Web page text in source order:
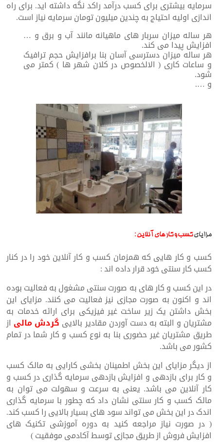
سرمایه بیشتری برای کسب درآمد راکد نگه داشته اید. برای راه
اندازی اولیه احتیاج به چندین میلیون تومان سرمایه نیاز است.
هر ساله میزان سربار های ماهیانه مانند آب و برق و …
افزایش پیدا می کند.
هر ساله میزان دسترسی آسان بنا برافزایش حجم ترافیک
و ساعات کاری ( الالخصوص در کلان شهر ها ) کمتر می
شود.
و ….
مزایایکسب و کار های آنلاین:
کسب و کار هایی که همزمان کسب و کار آنلاین خود را در کنار
کسب کار سنتی خود قرار داده اند :
در این کسب و کار های به صورت سنتی مشغول به فعالیت بوده
اند و اکنون به صورت مجازی نیز فعالیت می کنند. مزایای این
بخش داشتن یک زیر ساخت غیر فیزیکی برای ارائه خدمات به
مشتریان و البته به دست آوردن مقادیر بالایی گردش مالی از
طریق مشتریان غیر حضوری بنا به نوع کسب و کار شما در تمام
کشور می باشد.
از دیگر مزایای این بخش اطمینان بخشی کارایی به مالک کسب
و کار برای بازدهی و افزایش بازدهی سرمایه گذاری در کسب و
کار آنلاین می باشد. یعنی به سرعت و سهولت می توان به
مالک کسب و کار سنتی نشان داد که چطور با سرمایه گذاری
اندک در این بخش می تواند سود های بسیار بالایی را کسب کند.
( در صورت نیاز مراجعه کنید به دوره آموزشی تکنیک های
افزایش فروش از طریق مجازی توسط آکادمی موفقیت )